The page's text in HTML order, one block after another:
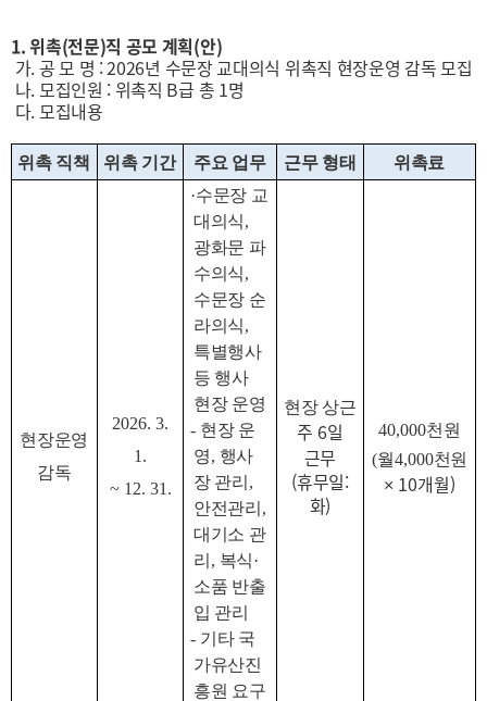
1. 위촉(전문)직 공모 계획(안)
가. 공 모 명 : 2026년 수문장 교대의식 위촉직 현장운영 감독 모집
나. 모집인원 : 위촉직 B급 총 1명
다. 모집내용
위촉 직책 위촉 기간 주요 업무 근무 형태 위촉료
현장운영
감독
2026. 3.
1.
~ 12. 31.
·수문장 교
대의식,
광화문 파
수의식,
수문장 순
라의식,
특별행사
등 행사
현장 운영
- 현장 운
영, 행사
장 관리 ,
안전관리 ,
대기소 관
리 , 복식·
소품 반출
입 관리
- 기타 국
가유산진
흥원 요구
현장 상근
주 6일
근무
(휴무일:
화)
40,000천원
(월4,000천원
× 10개월)